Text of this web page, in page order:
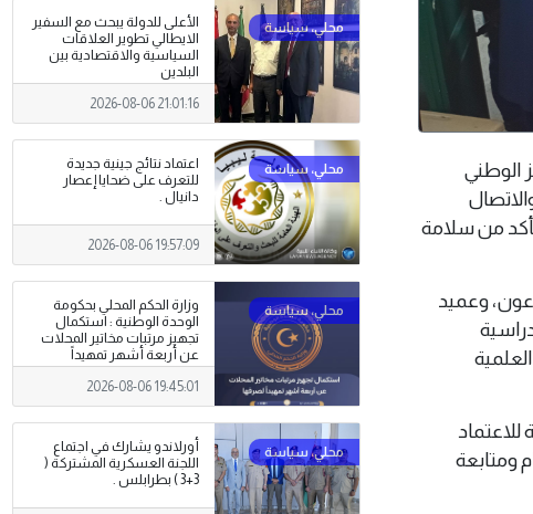
الوطني
من سلامة
عون، وعميد
ومتابعة
الأعلى للدولة يبحث مع السفير
الايطالي تطوير العلاقات
السياسية والاقتصادية بين
البلدين
2026-08-06 21:01:16
اعتماد نتائج جينية جديدة
للتعرف على ضحايا إعصار
دانيال .
2026-08-06 19:57:09
وزارة الحكم المحلي بحكومة
الوحدة الوطنية : استكمال
تجهيز مرتبات مخاتير المحلات
عن أربعة أشهر تمهيداً
لصرفها .
2026-08-06 19:45:01
أورلاندو يشارك في اجتماع
اللجنة العسكرية المشتركة (
3+3 ) بطرابلس .